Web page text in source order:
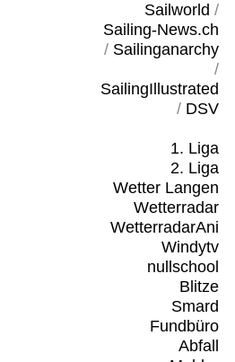
Sailworld /
Sailing-News.ch
/ Sailinganarchy
/
SailingIllustrated
/ DSV
1. Liga
2. Liga
Wetter Langen
Wetterradar
WetterradarAni
Windytv
nullschool
Blitze
Smard
Fundbüro
Abfall